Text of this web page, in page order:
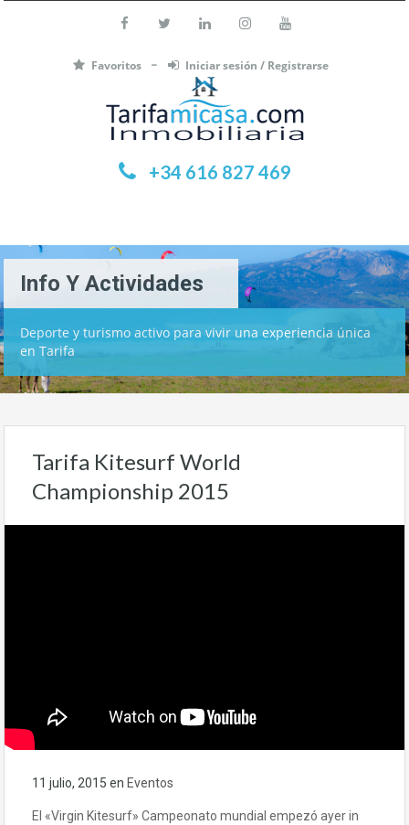
Favoritos Iniciar sesión / Registrarse
+34 616 827 469
Info Y Actividades
Deporte y turismo activo para vivir una experiencia única
en Tarifa
Tarifa Kitesurf World
Championship 2015
11 julio, 2015 en Eventos
El «Virgin Kitesurf» Campeonato mundial empezó ayer in